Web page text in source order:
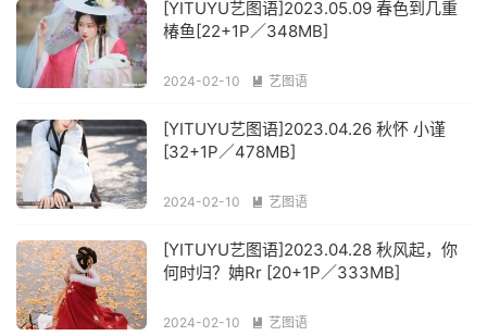
[YITUYU艺图语]2023.05.09 春色到几重
椿鱼[22+1P／348MB]
2024-02-10  艺图语
[YITUYU艺图语]2023.04.26 秋怀 小谨
[32+1P／478MB]
2024-02-10  艺图语
[YITUYU艺图语]2023.04.28 秋风起，你
何时归？姌Rr [20+1P／333MB]
2024-02-10  艺图语